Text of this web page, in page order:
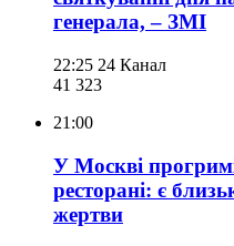
генерала, – ЗМІ
22:25 24 Канал
41 323
21:00
У Москві
ресторані: є
жертви